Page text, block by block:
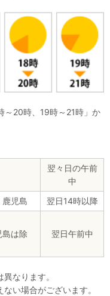
～20時、19時～21時」か
翌々日の午前
中
児島
翌日14時以降
島は除
翌日午前中
なります。
い場合がございます。